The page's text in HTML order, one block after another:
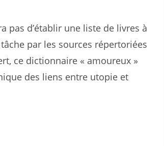
pas d’établir une liste de livres à
par les sources répertoriées
ce dictionnaire « amou­reux »
des liens entre utopie et